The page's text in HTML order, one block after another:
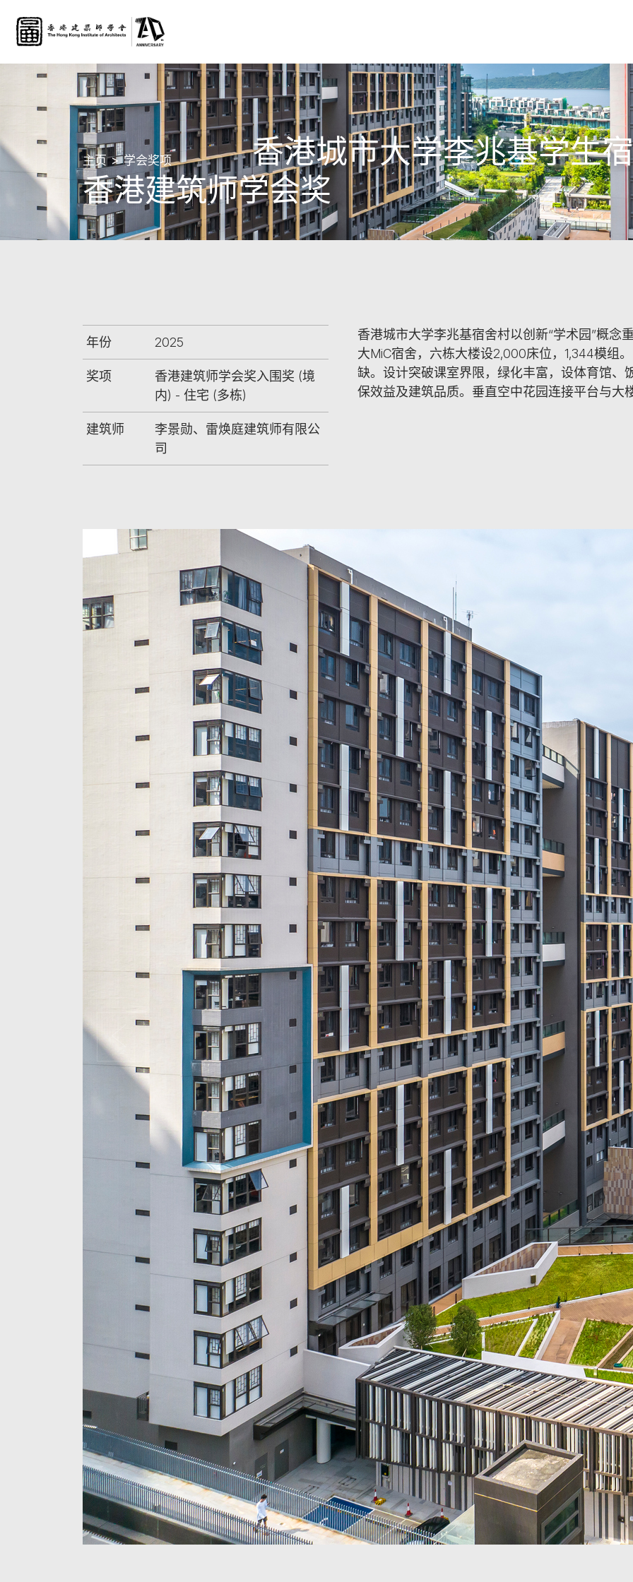
香港城市大学李兆基学生
主页 学会奖项
香港建筑师学会奖
年份 2025
奖项
香港建筑师学会奖入围奖 (境
内) - 住宅 (多栋)
建筑师
李景勋、雷焕庭建筑师有限公
司
香港城市大学李兆基宿舍村以创新“学术园”概念
大MiC宿舍，六栋大楼设2,000床位，1,344模组
缺。设计突破课室界限，绿化丰富，设体育馆、
保效益及建筑品质。垂直空中花园连接平台与大